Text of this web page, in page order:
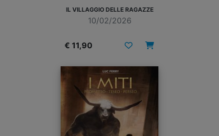
IL VILLAGGIO DELLE RAGAZZE
10/02/2026
€ 11,90